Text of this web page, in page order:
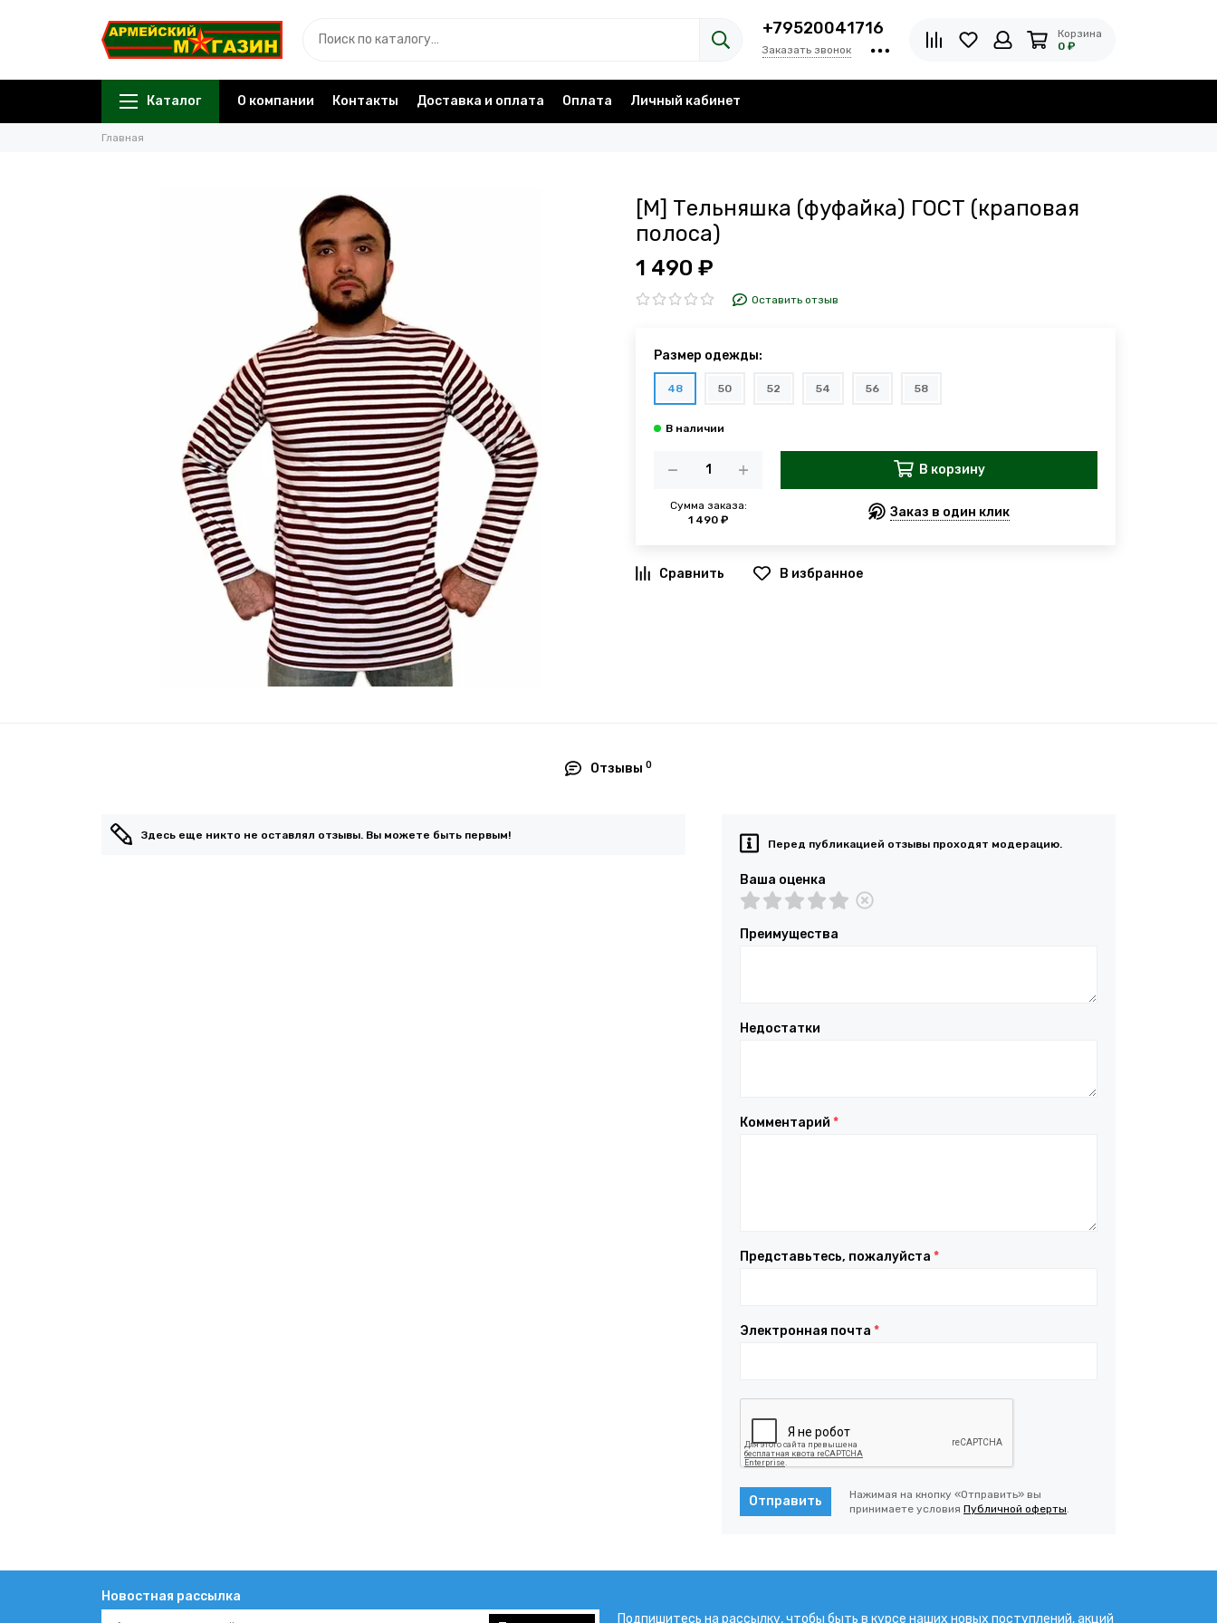
+79520041716
Заказать звонок
Корзина
0 ₽
Каталог О компании Контакты Доставка и оплата Оплата Личный кабинет
Главная
[М] Тельняшка (фуфайка) ГОСТ (краповая
полоса)
1 490 ₽
Оставить отзыв
Размер одежды:
48 50 52 54 56 58
Сумма заказа:
1 490 ₽
В корзину
Заказ в один клик
В избранное
Отзывы0
Здесь еще никто не оставлял отзывы. Вы можете быть первым!
Перед публикацией отзывы проходят модерацию.
Ваша оценка
Преимущества
Недостатки
Комментарий *
Представьтесь, пожалуйста *
Электронная почта *
Отправить
Нажимая на кнопку «Отправить» вы
принимаете условия Публичной оферты.
Новостная рассылка
Подпишитесь на рассылку, чтобы быть в курсе наших новых поступлений, акций